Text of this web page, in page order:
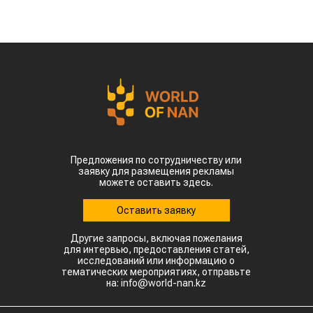
Предложения по сотрудничеству или
заявку для размещения рекламы
можете оставить здесь.
Оставить заявку
Другие запросы, включая пожелания
для интервью, предоставления статей,
исследований или информацию о
тематических мероприятиях, отправьте
на: info@world-nan.kz